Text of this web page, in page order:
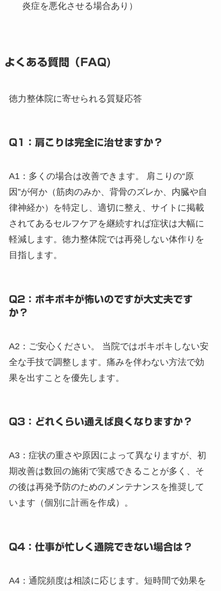
炎症を悪化させる場合あり）
よくある質問（FAQ)
徳力整体院に寄せられる質疑応答
Q1：肩こりは完全に治せますか？
A1：多くの場合は改善できます。 肩こりの“原
因”が何か（筋肉のみか、背骨のズレか、内臓や自
律神経か）を特定し、適切に整え、サイトに掲載
されてあるセルフケアを継続すれば症状は大幅に
軽減します。徳力整体院では再発しない体作りを
目指します。
Q2：ボキボキが怖いのですが大丈夫です
か？
A2：ご安心ください。 当院ではボキボキしない安
全な手技で調整します。痛みを伴わない方法で効
果を出すことを優先します。
Q3：どれくらい通えば良くなりますか？
A3：症状の重さや原因によって異なりますが、初
期改善は数回の施術で実感できることが多く、そ
の後は再発予防のためのメンテナンスを推奨して
います（個別に計画を作成）。
Q4：仕事が忙しく通院できない場合は？
A4：通院頻度は相談に応じます。短時間で効果を